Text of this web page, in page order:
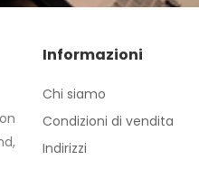
Informazioni
Chi siamo
Condizioni di vendita
Indirizzi